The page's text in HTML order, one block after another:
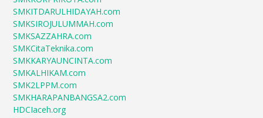
SMKITDARULHIDAYAH.com
SMKSIROJULUMMAH.com
SMKSAZZAHRA.com
SMKCitaTeknika.com
SMKKARYAUNCINTA.com
SMKALHIKAM.com
SMK2LPPM.com
SMKHARAPANBANGSA2.com
HDCIaceh.org